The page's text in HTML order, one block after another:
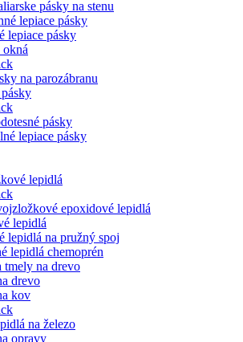
pásky na stenu
lepiace pásky
lepiace pásky
okná
na parozábranu
pásky
lepiace pásky
lepidlá
epoxidové lepidlá
lepidlá
lepidlá na pružný spoj
lepidlá chemoprén
tmely na drevo
drevo
kov
na železo
opravy